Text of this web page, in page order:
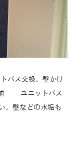
バス交換、壁かけ
前 ユニットバス
、壁などの水垢も